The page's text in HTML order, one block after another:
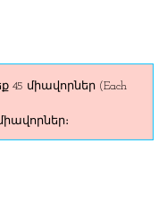
45 միավորներ (Each